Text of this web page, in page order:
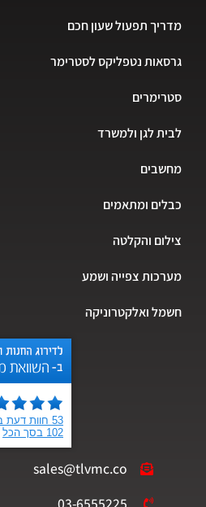
מדריך תפעול שעון חכם
גרסאות נטפליקס לסטרימר
סטרימרים
לבית לגן ולמשרד
מחשבים
כבלים ומתאמים
צילום והקלטה
מערכות צפייה ושמע
חשמל ואלקטרוניקה
sales@tlvmc.co